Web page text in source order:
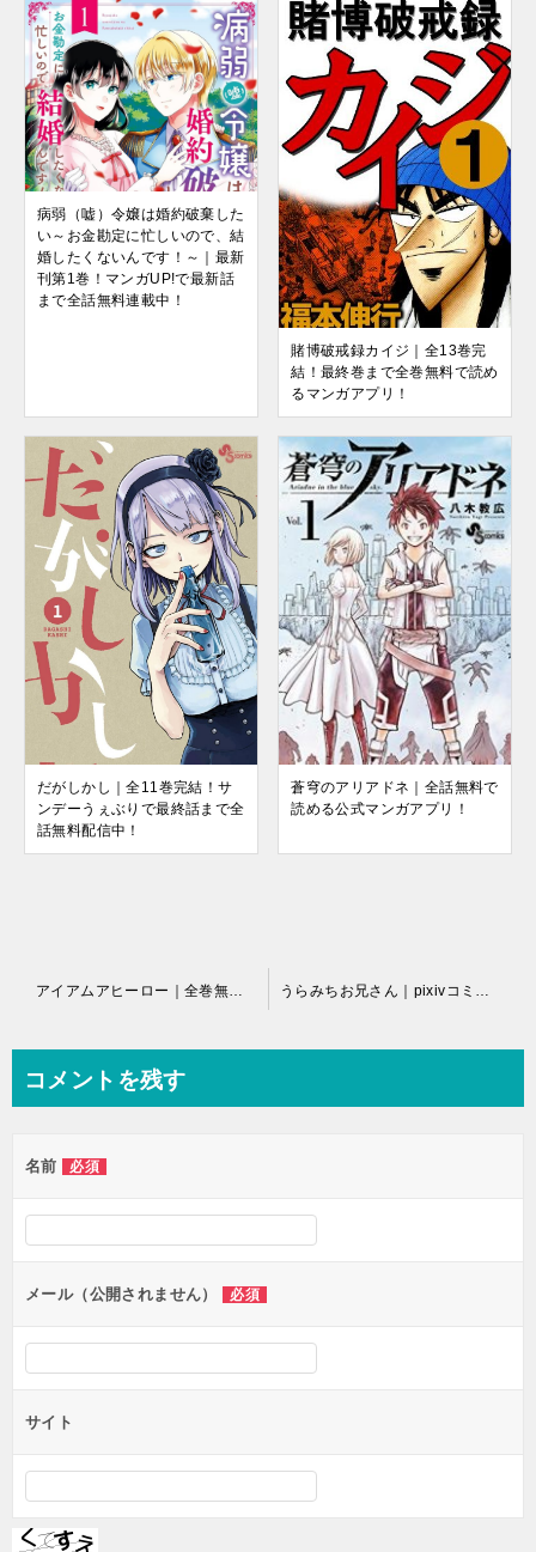
病弱（嘘）令嬢は婚約破棄した
い～お金勘定に忙しいので、結
婚したくないんです！～｜最新
刊第1巻！マンガUP!で最新話
まで全話無料連載中！
賭博破戒録カイジ｜全13巻完
結！最終巻まで全巻無料で読め
るマンガアプリ！
だがしかし｜全11巻完結！サ
ンデーうぇぶりで最終話まで全
話無料配信中！
蒼穹のアリアドネ｜全話無料で
読める公式マンガアプリ！
ビ
ー
シ
ン
アイアムアヒーロー｜全巻無料で読める公式マンガアプリ！マンガワン！ うらみちお兄さん｜pixivコミックで無料
コメントを残す
名前 必須
メール（公開されません） 必須
サイト